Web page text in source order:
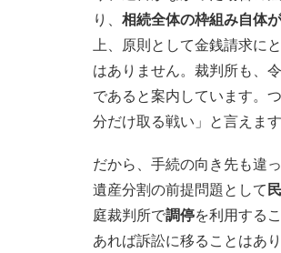
り、 相続全体の枠組み自体
上、原則として金銭請求に
はありません。裁判所も、
であると案内しています。
分だけ取る戦い」と言えます
だから、手続の向き先も違
遺産分割の前提問題として
庭裁判所で調停を利用する
あれば訴訟に移ることはあ